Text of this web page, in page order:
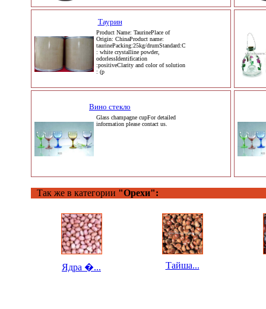
Таурин
Product Name: TaurinePlace of
Origin: ChinaProduct name:
taurinePacking:25kg/drumStandard:Characteristics
: white crystalline powder,
odorlessIdentification
:positiveClarity and color of solution
: (p
Вино стекло
Glass champagne cupFor detailed
information please contact us.
Так же в категории "Орехи":
Ядра �... Тайша...